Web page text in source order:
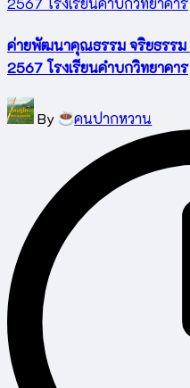
ค่ายพัฒนาคุณธรรม จริยธรรม
2567 โรงเรียนคำบกวิทยาคาร
Posted
by
By คนปากหวาน